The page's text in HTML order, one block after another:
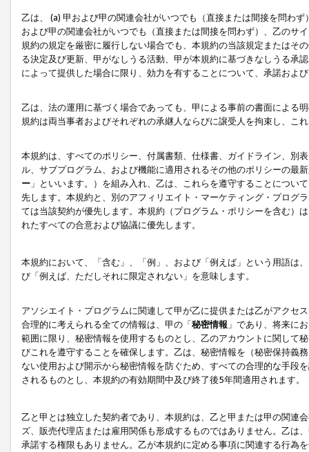
乙は、 (a) 甲および甲の関連会社がいつでも（直接または間接を問わ
および甲の関連会社がいつでも（直接または間接を問わず）、乙のサ
規約の規定を厳密に履行しない場合でも、本規約の当該規定またはそ
る決定及び更新、甲がなしうる活動、甲が本規約に基づきなしうる承
によって提供した場合に限り、効力を有することについて、承諾およ
乙は、法の運用に基づく場合であっても、甲による事前の書面による
規約は両当事者およびそれぞれの承継人ならびに譲受人を拘束し、こ
本規約は、すべてのポリシー、付属書類、仕様書、ガイドライン、別
ル、サブプログラム、および機能に適用されるその他のポリシーの最
ー 」といいます。）を組み入れ、乙は、これらを遵守することにつ
先します。本規約と、別のアフィリエイト・マーケティング・プログ
ては当該契約が優先します。本規約（プログラム・ポリシーを含む）
れたすべての合意および協議に優先します。
本規約において、「含む」、「例」、および「例えば」という用語は
び「例えば、ただしそれに限定されない」を意味します。
アソシエイト・プログラムに関連して甲が乙に提供または乙がアクセ
合理的に考えられる全ての情報は、甲の「秘密情報 」であり、将来に
範囲に限り、秘密情報を使用するものとし、乙のアカウントに関して
びこれを遵守することを確保します。乙は、秘密情報を（秘密保持義
ない使用および開示から秘密情報を防ぐため、すべての合理的な手段
されるものとし、本規約の有効期間中及び終了後5年間適用されます。
乙と甲とは独立した契約者であり、本規約は、乙と甲または甲の関連
ズ、販売代理店または雇用関係も形成するものではありません。乙は
承諾する権限もありません。乙が本規約に定める事項に関連する行為